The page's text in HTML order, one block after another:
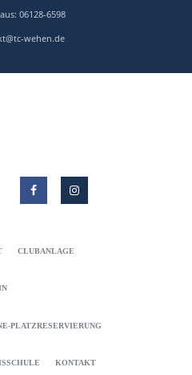
06128-6598
wehen.de
CLUBANLAGE
PLATZRESERVIERUNG
KONTAKT